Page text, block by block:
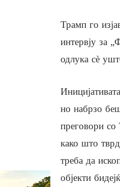
Трамп го
интервју за
одлука сè
но набрзо
преговори со
како што
треба да
објекти